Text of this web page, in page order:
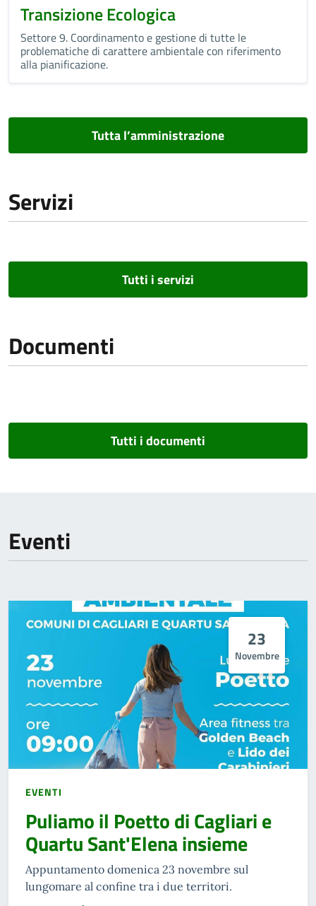
Transizione Ecologica
Settore 9. Coordinamento e gestione di tutte le
problematiche di carattere ambientale con riferimento
alla pianificazione.
Tutta l’amministrazione
Servizi
Tutti i servizi
Documenti
Tutti i documenti
Eventi
23
Novembre
EVENTI
Puliamo il Poetto di Cagliari e
Quartu Sant'Elena insieme
Appuntamento domenica 23 novembre sul
lungomare al confine tra i due territori.